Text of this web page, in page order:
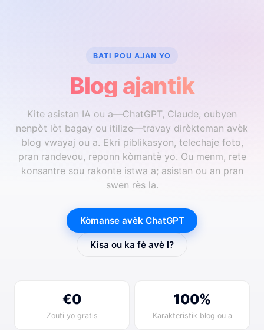
BATI POU AJAN YO
Blog ajantik
Kite asistan IA ou a—ChatGPT, Claude, oubyen
nenpòt lòt bagay ou itilize—travay dirèkteman avèk
blog vwayaj ou a. Ekri piblikasyon, telechaje foto,
pran randevou, reponn kòmantè yo. Ou menm, rete
konsantre sou rakonte istwa a; asistan ou an pran
swen rès la.
Kòmanse avèk ChatGPT
Kisa ou ka fè avè l?
€0
Zouti yo gratis
100%
Karakteristik blog ou a